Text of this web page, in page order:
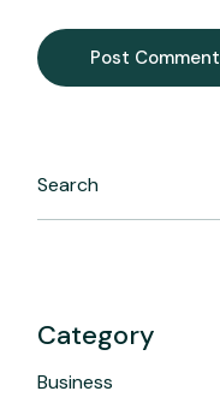
Post Comment
Category
Business